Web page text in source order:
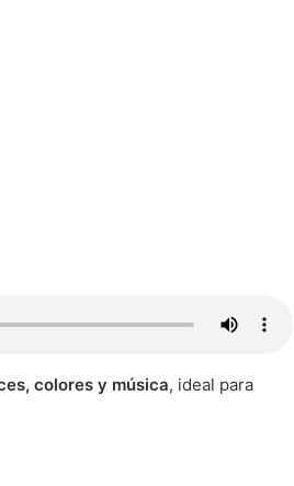
colores y música, ideal para